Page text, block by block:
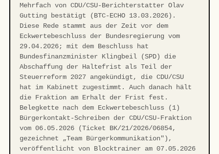
Mehrfach von CDU/CSU-Berichterstatter Olav
Gutting bestätigt (BTC-ECHO 13.03.2026).
Diese Rede stammt aus der Zeit vor dem
Eckwertebeschluss der Bundesregierung vom
29.04.2026; mit dem Beschluss hat
Bundesfinanzminister Klingbeil (SPD) die
Abschaffung der Haltefrist als Teil der
Steuerreform 2027 angekündigt, die CDU/CSU
hat im Kabinett zugestimmt. Auch danach hält
die Fraktion am Erhalt der Frist fest.
Belegkette nach dem Eckwertebeschluss (1)
Bürgerkontakt-Schreiben der CDU/CSU-Fraktion
vom 06.05.2026 (Ticket BK/21/2026/06854,
gezeichnet „Team Bürgerkommunikation"),
veröffentlicht von Blocktrainer am 07.05.2026